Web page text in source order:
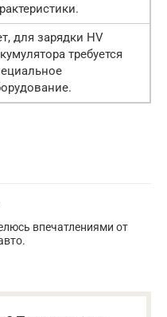
для зарядки HV
требуется
впечатлениями от